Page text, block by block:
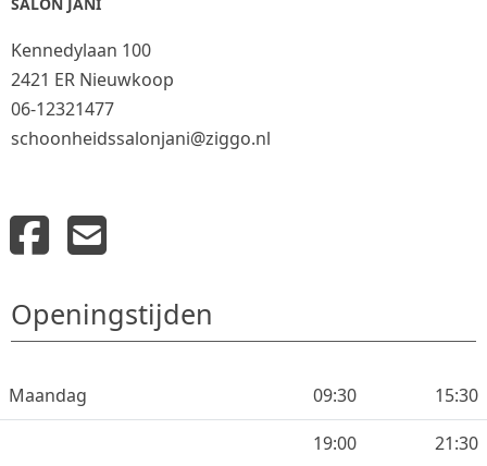
Kennedylaan 100
2421 ER Nieuwkoop
06-12321477
schoonheidssalonjani@ziggo.nl
Openingstijden
Maandag 09:30
15:30
19:00
21:30